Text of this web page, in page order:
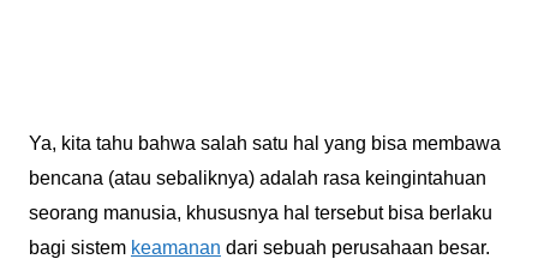
Ya, kita tahu bahwa salah satu hal yang bisa membawa
bencana (atau sebaliknya) adalah rasa keingintahuan
seorang manusia, khususnya hal tersebut bisa berlaku
bagi sistem keamanan dari sebuah perusahaan besar.